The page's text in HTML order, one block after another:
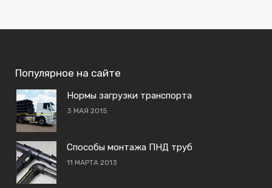
Популярное на сайте
Нормы загрузки транспорта
3 МАЯ 2015
Способы монтажа ПНД труб
11 МАРТА 2013